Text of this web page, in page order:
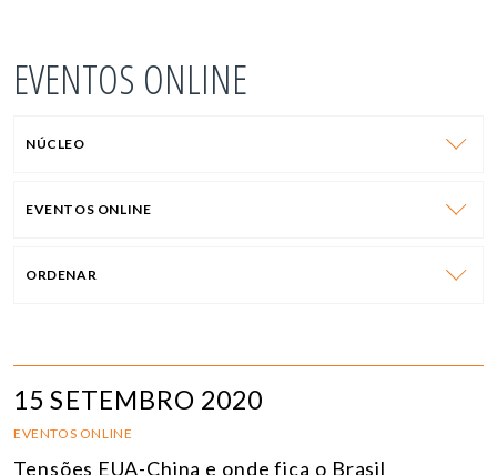
EVENTOS ONLINE
NÚCLEO
EVENTOS ONLINE
ORDENAR
15 SETEMBRO 2020
EVENTOS ONLINE
Tensões EUA-China e onde fica o Brasil